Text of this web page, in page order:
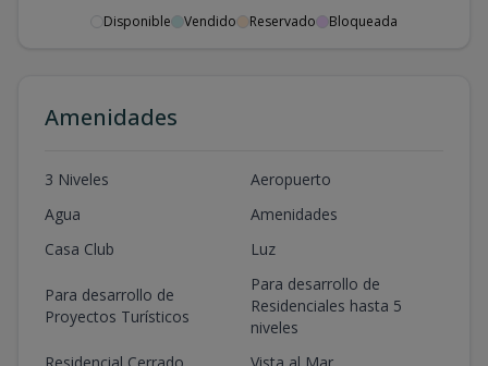
Disponible Vendido Reservado Bloqueada
Amenidades
3 Niveles
Aeropuerto
Agua
Amenidades
Casa Club
Luz
Para desarrollo de
Proyectos Turísticos
Para desarrollo de
Residenciales hasta 5
niveles